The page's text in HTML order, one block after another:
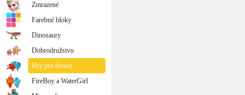
Zmrazené
Farebné bloky
Dinosaury
Dobrodružstvo
Hry pre dvoch
FireBoy a WaterGirl